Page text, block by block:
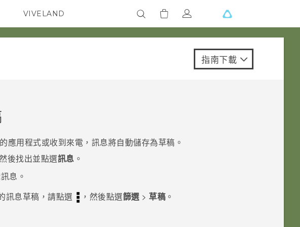
VIVELAND
指南下載
應用程式或收到來電，訊息將自動儲存為草稿。
後找出並點選訊息 。
息。
訊息草稿，請點選 ，然後點選篩選 > 草稿 。